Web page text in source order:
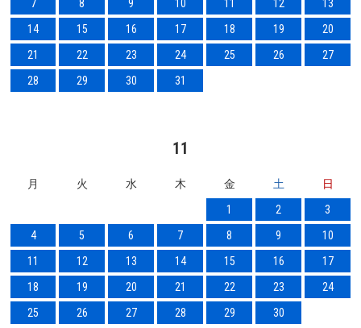
7
8 9 10 11 12
13
14
15 16 17 18 19
20
21
22 23 24 25 26
27
28
29 30 31
11
月 火 水 木 金 土
日
1
2
3
4
5 6 7 8 9
10
11
12 13 14 15 16
17
18
19 20 21 22 23
24
25
26 27 28 29 30